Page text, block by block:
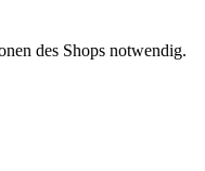
des Shops notwendig.